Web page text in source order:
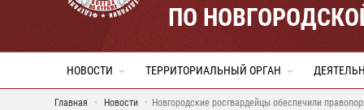
ПО
НОВОСТИ ТЕРРИТОРИАЛЬНЫЙ ОРГАН
Главная Новости Новгородские росгвардейцы обеспечили